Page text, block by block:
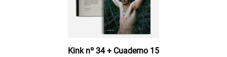
Kink nº 34 + Cuaderno 15